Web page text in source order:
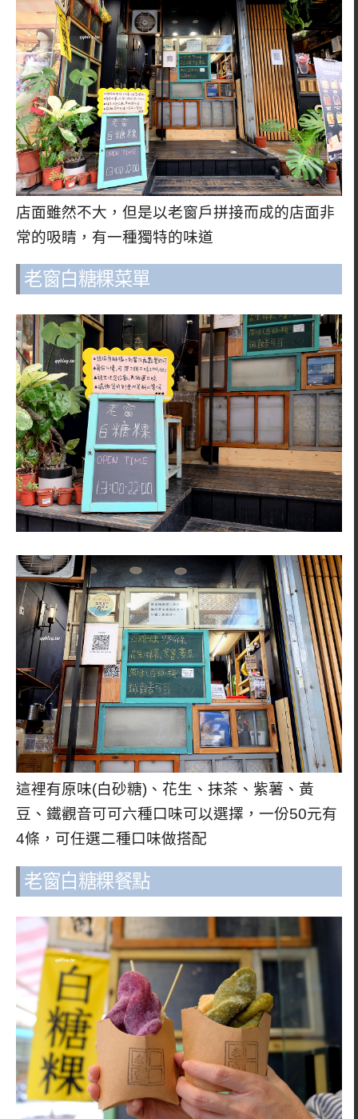
店面雖然不大，但是以老窗戶拼接而成的店面非
常的吸睛，有一種獨特的味道
老窗白糖粿菜單
這裡有原味(白砂糖)、花生、抹茶、紫薯、黃
豆、鐵觀音可可六種口味可以選擇，一份50元有
4條，可任選二種口味做搭配
老窗白糖粿餐點